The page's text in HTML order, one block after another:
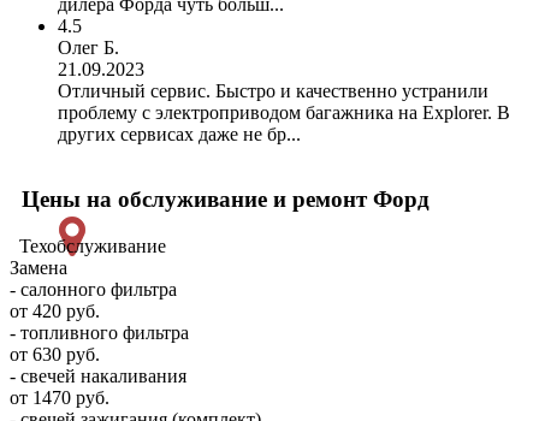
4.5
Олег Б.
21.09.2023
Отличный сервис. Быстро и качественно устранили
проблему с электроприводом багажника на Explorer. В
других сервисах даже не бр...
Цены на обслуживание и ремонт Форд
Техобслуживание
Замена
- салонного фильтра
от 420 руб.
- топливного фильтра
от 630 руб.
- свечей накаливания
от 1470 руб.